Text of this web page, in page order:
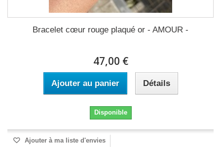
Bracelet cœur rouge plaqué or - AMOUR -
47,00 €
Ajouter au panier Détails
Disponible
Ajouter à ma liste d'envies